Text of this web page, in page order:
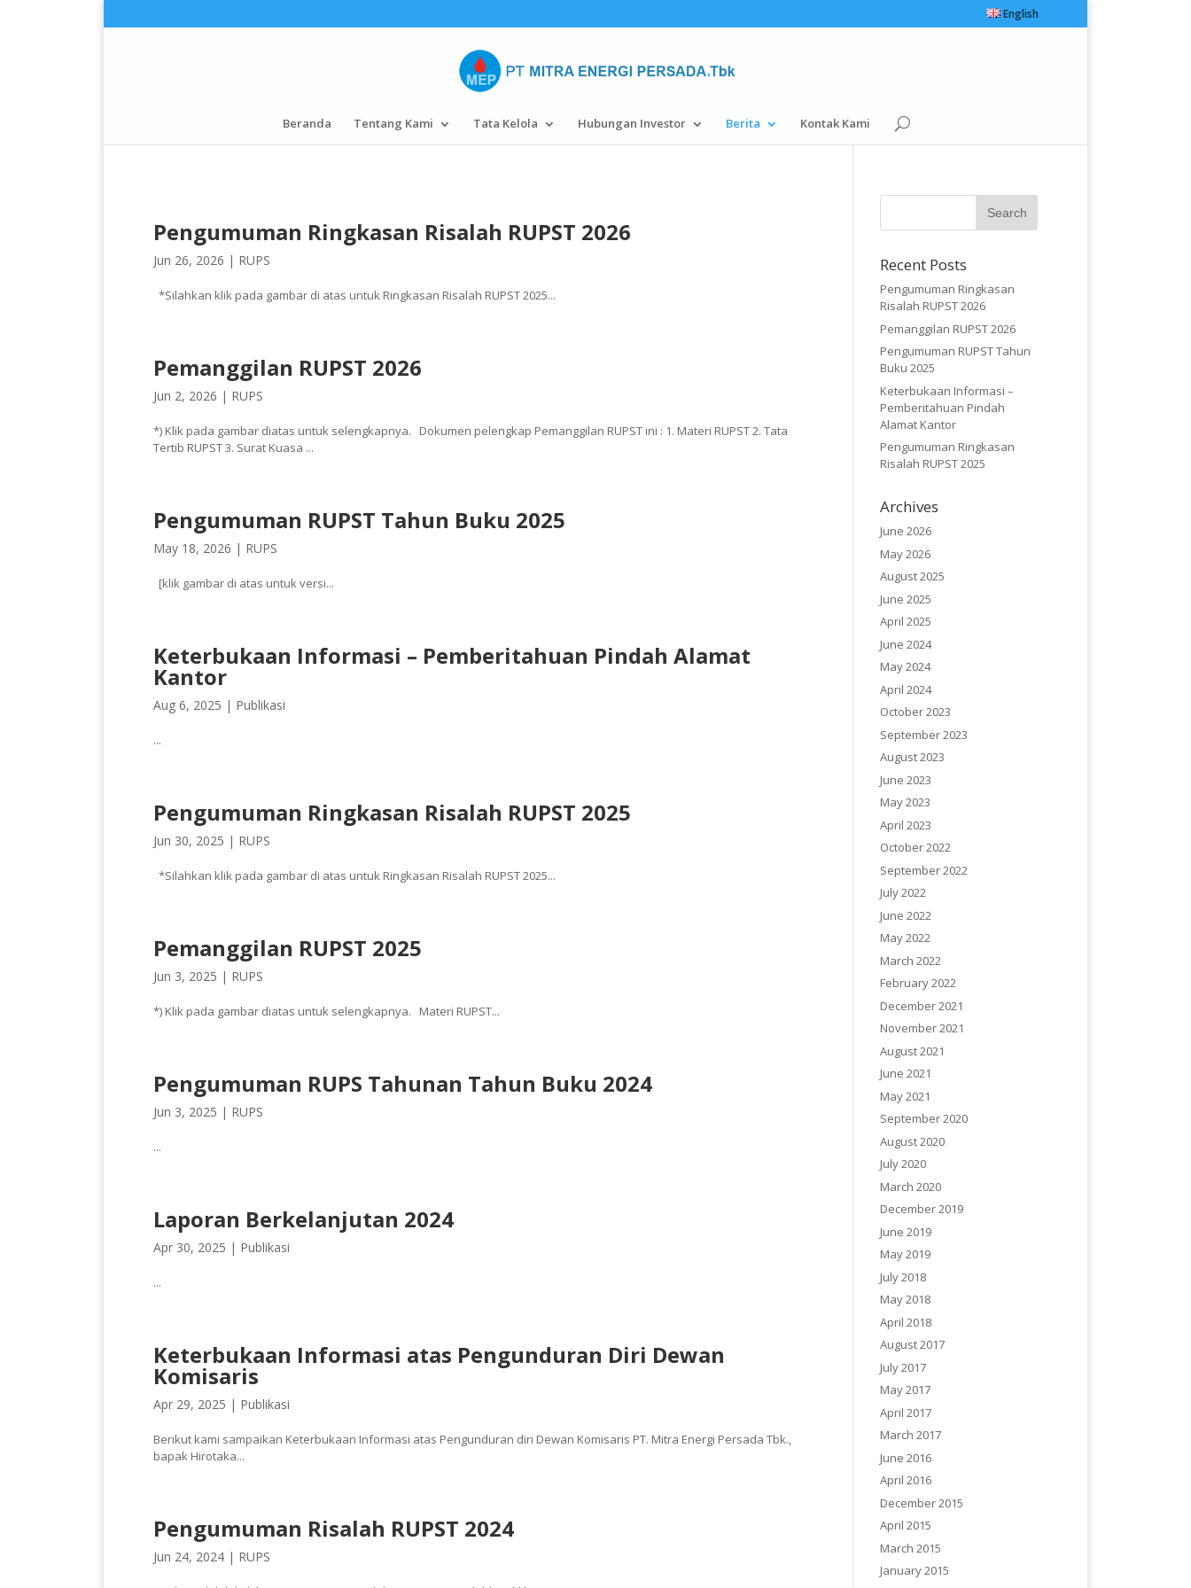
English
Beranda Tentang Kami Tata Kelola Hubungan Investor Berita Kontak Kami
Pengumuman Ringkasan Risalah RUPST 2026
Jun 26, 2026 | RUPS
*Silahkan klik pada gambar di atas untuk Ringkasan Risalah RUPST 2025...
Pemanggilan RUPST 2026
Jun 2, 2026 | RUPS
*) Klik pada gambar diatas untuk selengkapnya. Dokumen pelengkap Pemanggilan RUPST ini : 1. Materi RUPST 2. Tata
Tertib RUPST 3. Surat Kuasa ...
Pengumuman RUPST Tahun Buku 2025
May 18, 2026 | RUPS
[klik gambar di atas untuk versi...
Keterbukaan Informasi – Pemberitahuan Pindah Alamat
Kantor
Aug 6, 2025 | Publikasi
...
Pengumuman Ringkasan Risalah RUPST 2025
Jun 30, 2025 | RUPS
*Silahkan klik pada gambar di atas untuk Ringkasan Risalah RUPST 2025...
Pemanggilan RUPST 2025
Jun 3, 2025 | RUPS
*) Klik pada gambar diatas untuk selengkapnya. Materi RUPST...
Pengumuman RUPS Tahunan Tahun Buku 2024
Jun 3, 2025 | RUPS
...
Laporan Berkelanjutan 2024
Apr 30, 2025 | Publikasi
...
Keterbukaan Informasi atas Pengunduran Diri Dewan
Komisaris
Apr 29, 2025 | Publikasi
Berikut kami sampaikan Keterbukaan Informasi atas Pengunduran diri Dewan Komisaris PT. Mitra Energi Persada Tbk.,
bapak Hirotaka...
Pengumuman Risalah RUPST 2024
Jun 24, 2024 | RUPS
Recent Posts
Pengumuman Ringkasan
Risalah RUPST 2026
Pemanggilan RUPST 2026
Pengumuman RUPST Tahun
Buku 2025
Keterbukaan Informasi –
Pemberitahuan Pindah
Alamat Kantor
Pengumuman Ringkasan
Risalah RUPST 2025
Archives
June 2026
May 2026
August 2025
June 2025
April 2025
June 2024
May 2024
April 2024
October 2023
September 2023
August 2023
June 2023
May 2023
April 2023
October 2022
September 2022
July 2022
June 2022
May 2022
March 2022
February 2022
December 2021
November 2021
August 2021
June 2021
May 2021
September 2020
August 2020
July 2020
March 2020
December 2019
June 2019
May 2019
July 2018
May 2018
April 2018
August 2017
July 2017
May 2017
April 2017
March 2017
June 2016
April 2016
December 2015
April 2015
March 2015
January 2015